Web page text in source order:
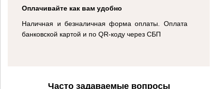
Оплачивайте как вам удобно
Наличная и безналичная форма оплаты. Оплата
банковской картой и по QR-коду через СБП
Часто задаваемые вопросы